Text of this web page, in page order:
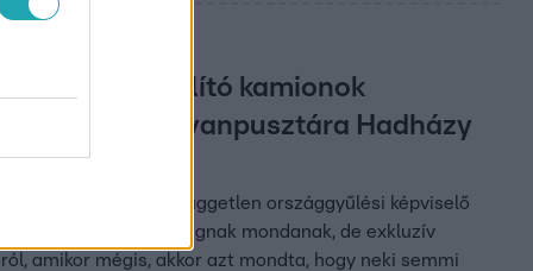
a követ szállító kamionok
Hatvanpusztára Hadházy
Hadházy Ákos. A független országgyűlési képviselő
amit majorságnak mondanak, de exkluzív
amikor mégis, akkor azt mondta, hogy neki semmi